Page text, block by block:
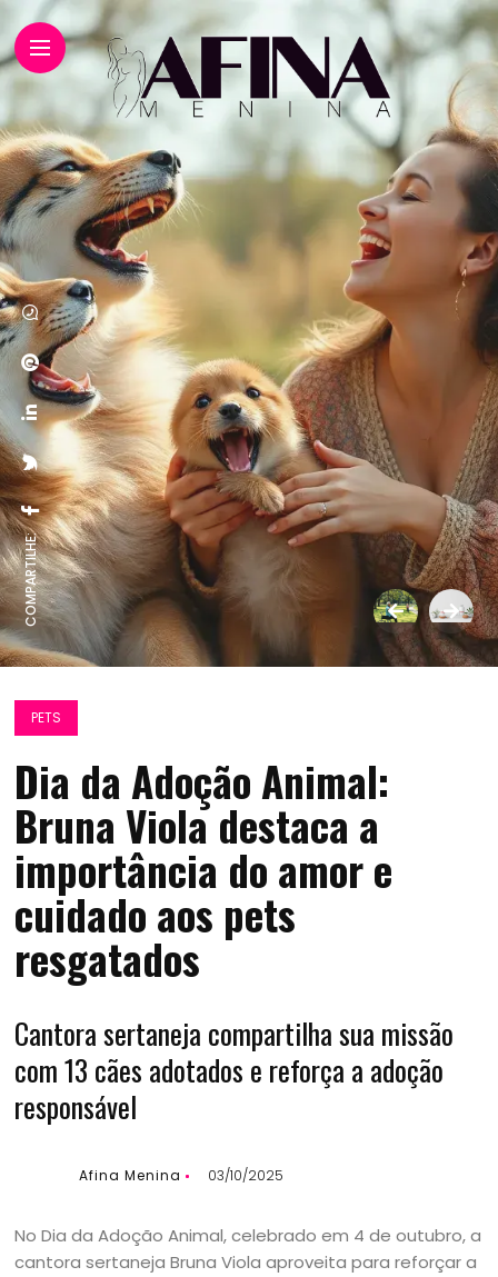
COMPARTILHE:
PETS
Dia da Adoção Animal:
Bruna Viola destaca a
importância do amor e
cuidado aos pets
resgatados
Cantora sertaneja compartilha sua missão
com 13 cães adotados e reforça a adoção
responsável
Afina Menina 03/10/2025
No Dia da Adoção Animal, celebrado em 4 de outubro, a
cantora sertaneja Bruna Viola aproveita para reforçar a